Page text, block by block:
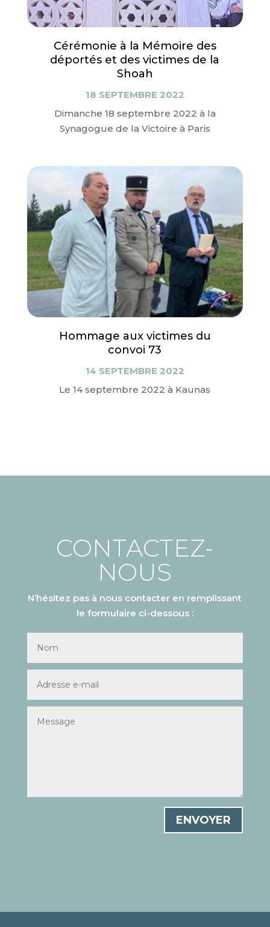
Cérémonie à la Mémoire des
déportés et des victimes de la
Shoah
18 SEPTEMBRE 2022
Dimanche 18 septembre 2022 à la
Synagogue de la Victoire à Paris
Hommage aux victimes du
convoi 73
14 SEPTEMBRE 2022
Le 14 septembre 2022 à Kaunas
CONTACTEZ-
NOUS
N’hésitez pas à nous contacter en remplissant
le formulaire ci-dessous :
ENVOYER